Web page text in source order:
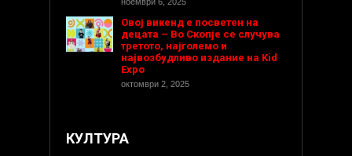
Овој викенд е посветен на
децата – Во Скопје се случува
третото, најголемо и
највозбудливо издание на Kid
Expo
октомври 2, 2025
КУЛТУРА